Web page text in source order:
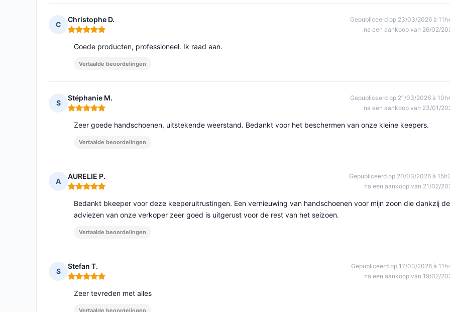
C
Christophe D.
Opmerking: 5 van 5
Gepubliceerd op 23/03/2026 à
na een aankoop van 26/02/
Goede producten, professioneel. Ik raad aan.
Vertaalde beoordelingen
S
Stéphanie M.
Opmerking: 5 van 5
Gepubliceerd op 21/03/2026 à
na een aankoop van 23/01/
Zeer goede handschoenen, uitstekende weerstand. Bedankt voor het beschermen van onze kleine keepers.
Vertaalde beoordelingen
A
AURELIE P.
Opmerking: 5 van 5
Gepubliceerd op 20/03/2026 à
na een aankoop van 21/02/
Bedankt bkeeper voor deze keeperuitrustingen. Een vernieuwing van handschoenen voor mijn zoon die dankzij de
adviezen van onze verkoper zeer goed is uitgerust voor de rest van het seizoen.
Vertaalde beoordelingen
S
Stefan T.
Opmerking: 5 van 5
Gepubliceerd op 17/03/2026 à
na een aankoop van 19/02/
Zeer tevreden met alles
Vertaalde beoordelingen